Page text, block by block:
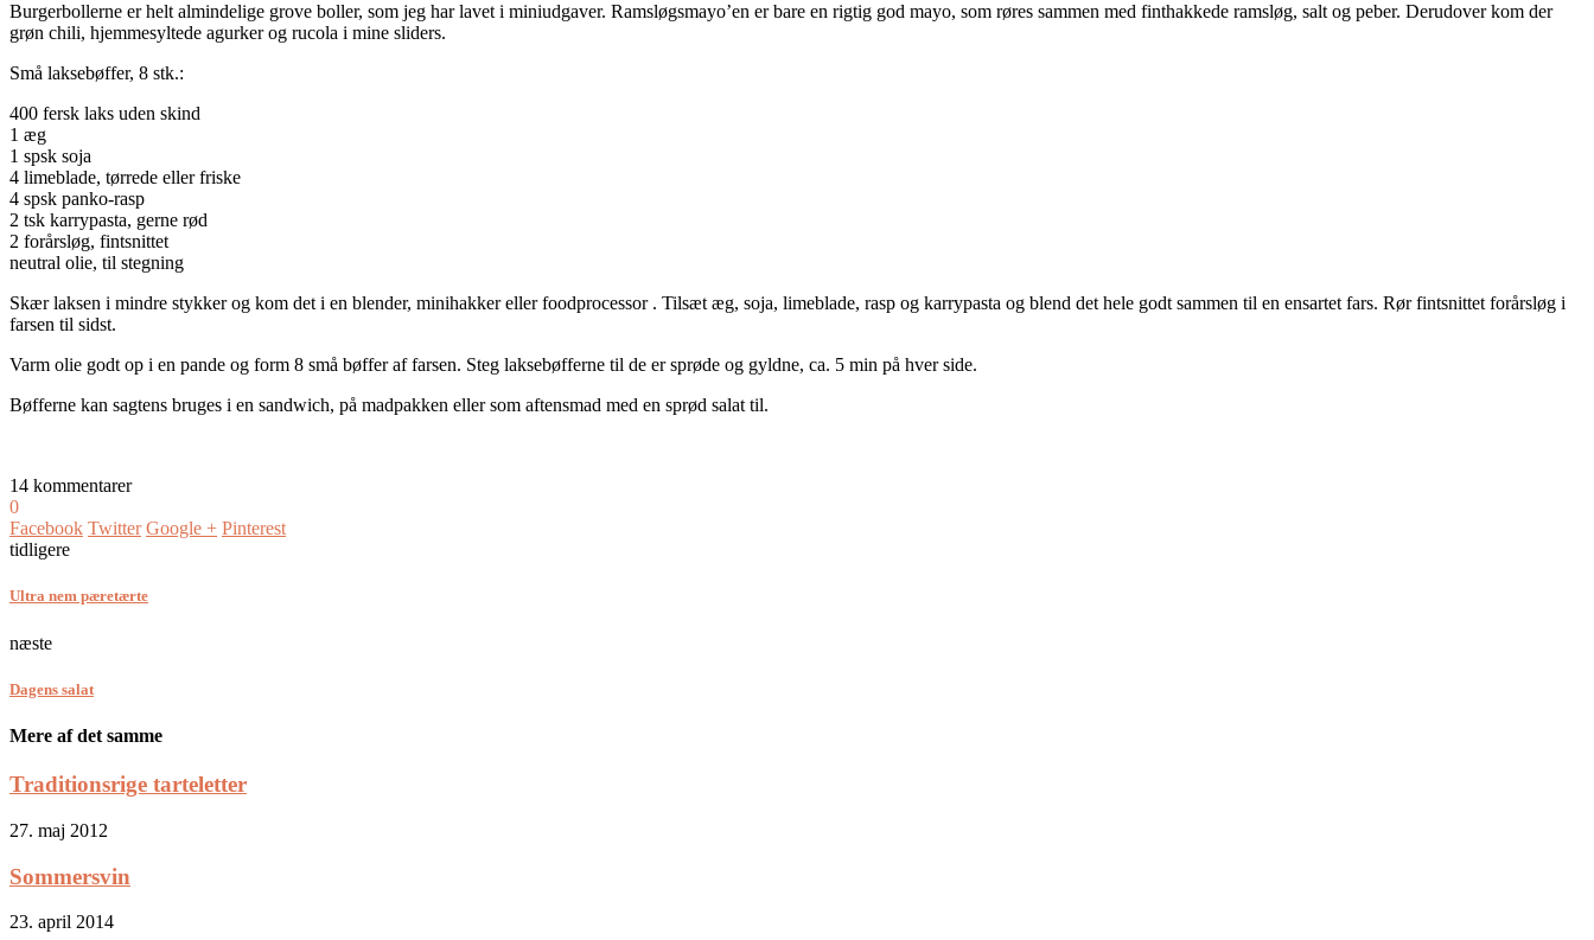
Burgerbollerne er helt almindelige grove boller, som jeg har lavet i miniudgaver. Ramsløgsmayo’en er bare en rigtig god mayo, som røres sammen med finthakkede ramsløg, salt og peber. Derudover kom der
grøn chili, hjemmesyltede agurker og rucola i mine sliders.
Små laksebøffer, 8 stk.:
400 fersk laks uden skind
1 æg
1 spsk soja
4 limeblade, tørrede eller friske
4 spsk panko-rasp
2 tsk karrypasta, gerne rød
2 forårsløg, fintsnittet
neutral olie, til stegning
Skær laksen i mindre stykker og kom det i en blender, minihakker eller foodprocessor . Tilsæt æg, soja, limeblade, rasp og karrypasta og blend det hele godt sammen til en ensartet fars. Rør fintsnittet forårsløg i
farsen til sidst.
Varm olie godt op i en pande og form 8 små bøffer af farsen. Steg laksebøfferne til de er sprøde og gyldne, ca. 5 min på hver side.
Bøfferne kan sagtens bruges i en sandwich, på madpakken eller som aftensmad med en sprød salat til.
14 kommentarer
0
Facebook Twitter Google + Pinterest
tidligere
Ultra nem pæretærte
næste
Dagens salat
Mere af det samme
Traditionsrige tarteletter
27. maj 2012
Sommersvin
23. april 2014